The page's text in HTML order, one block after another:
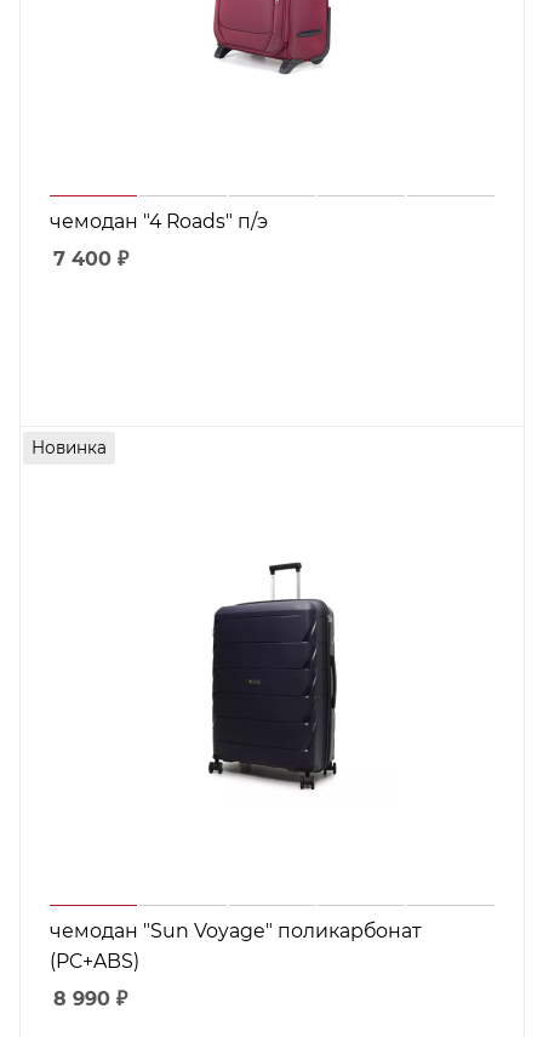
чемодан "4 Roads" п/э
7 400 ₽
Новинка
чемодан "Sun Voyage" поликарбонат
(PC+ABS)
8 990 ₽